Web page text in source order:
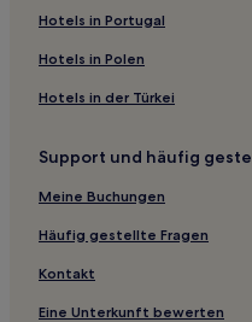
Hotels nahe
Hotels in Portugal
Hotels in Polen
Hotels in der Türkei
Support und häufig
Meine Buchungen
Häufig gestellte Fragen
Kontakt
Eine Unterkunft bewerten